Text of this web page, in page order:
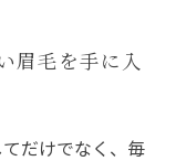
眉毛を手に入
だけでなく、毎